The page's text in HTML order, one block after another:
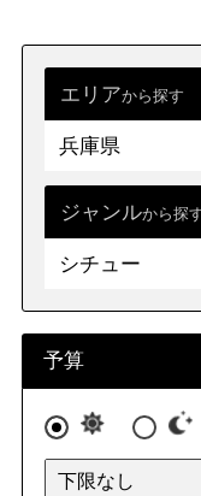
エリアから探す
兵庫県
ジャンルから探
シチュー
予算